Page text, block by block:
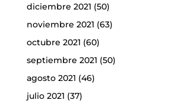
diciembre 2021 (50)
noviembre 2021 (63)
octubre 2021 (60)
septiembre 2021 (50)
agosto 2021 (46)
julio 2021 (37)